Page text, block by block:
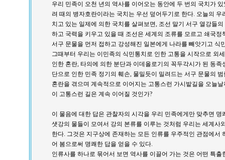
우리 민족이 오천 년의 역사를 이어오는 동안에 두 번의 국치가
려 때의 병자호란이라는 국치는 우선 덮어두기로 한다. 오늘의
치고 있는 일제에 의한 국치를 살펴보면, 조선 말기 서구 열강들
하고 국력을 키우고 있을 때 조선은 세계의 조류를 모르고 쇄국
서구 문물을 먼저 접하고 강성해진 일본에게 나라를 빼앗기고 식
그때부터 우리는 이민족의 식민통치로 인한 고통을 시작으로 외
인한 혼란, 타의에 의한 분단과 이데올로기의 꼭두각시가 된 동족
단으로 인한 민족 정기의 훼손, 물밀듯이 밀려드는 서구 문물의
혼란을 겪으며 계속적으로 이어지는 고통스런 가시밭길을 오늘
이 고통스런 길은 계속 이어질 것인가?
이 물음에 대한 답은 관찰자의 시각을 우리 민족에게만 맞추면 명
샛강의 물들이 모여서 강의 본류를 이루는 것처럼 우리는 세계사
한다. 그것은 지구상에 존재하는 모든 인류를 우주적인 관점에서
어 봄으로써 명쾌한 답을 얻을 수 있다.
인류사를 하나로 묶어서 보면 역사를 이끌어 가는 것은 어떤 특